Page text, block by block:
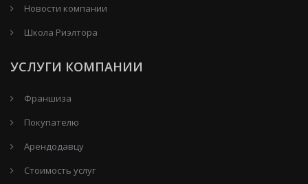
Новости компании
Школа Риэлтора
УСЛУГИ КОМПАНИИ
Франшиза
Покупателю
Арендодавцу
Стоимость услуг